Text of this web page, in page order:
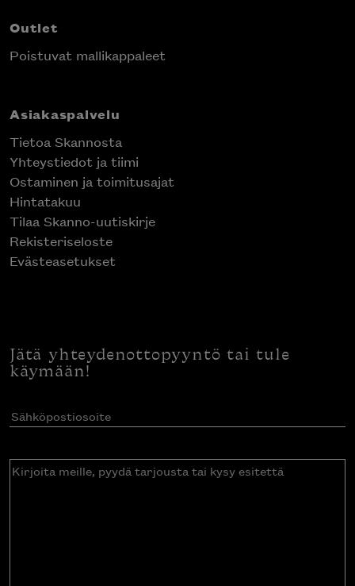
Outlet
Poistuvat mallikappaleet
Asiakaspalvelu
Tietoa Skannosta
Yhteystiedot ja tiimi
Ostaminen ja toimitusajat
Hintatakuu
Tilaa Skanno-uutiskirje
Rekisteriseloste
Evästeasetukset
Jätä yhteydenottopyyntö tai tule
käymään!
Sähköpostiosoite(Pakollinen)
Kirjoita